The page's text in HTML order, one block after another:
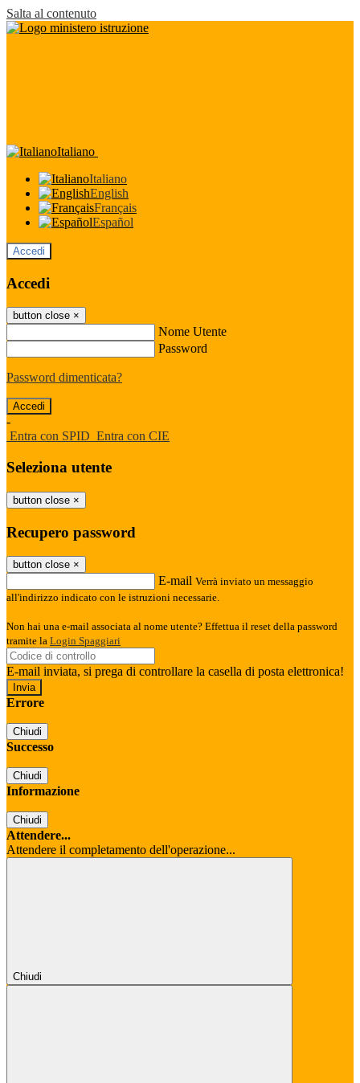
Salta al contenuto
Italiano
Italiano
English
Français
Español
Accedi
Accedi
button close ×
Nome Utente
Password
Password dimenticata?
-
Entra con SPID Entra con CIE
Seleziona utente
button close ×
Recupero password
button close ×
E-mail Verrà inviato un messaggio
all'indirizzo indicato con le istruzioni necessarie.
Non hai una e-mail associata al nome utente? Effettua il reset della password
tramite la Login Spaggiari
E-mail inviata, si prega di controllare la casella di posta elettronica!
Errore
Chiudi
Successo
Chiudi
Informazione
Chiudi
Attendere...
Attendere il completamento dell'operazione...
Chiudi